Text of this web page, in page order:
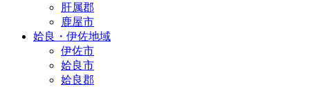
肝属郡
鹿屋市
姶良・伊佐地域
伊佐市
姶良市
姶良郡